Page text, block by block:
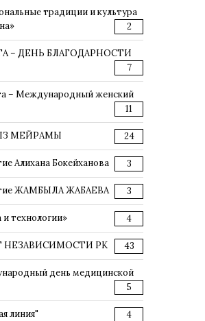
традиции и культура
2
– ДЕНЬ БЛАГОДАРНОСТИ
7
– Международный женский
11
МЕЙРАМЫ 24
Алихана Бокейханова 3
ЖАМБЫЛА ЖАБАЕВА 3
и технологии» 4
НЕЗАВИСИМОСТИ РК 43
день медицинской
5
линия" 4